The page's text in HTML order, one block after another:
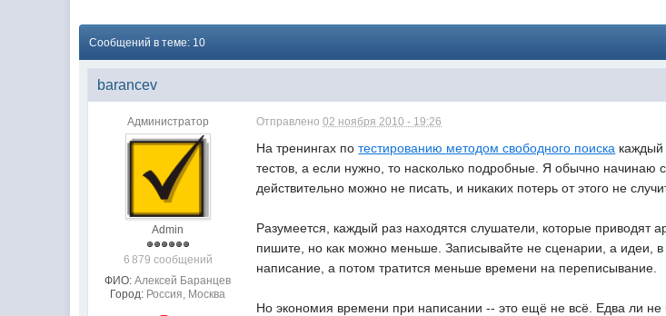
Сообщений в теме: 10
barancev
Администратор
Admin
6 879 сообщений
ФИО: Алексей Баранцев
Город: Россия, Москва
Отправлено02 ноября 2010 - 19:26
На тренингах потестированию методом свободного поиска каждый
тестов, а если нужно, то насколько подробные. Я обычно начинаю
действительно можно не писать, и никаких потерь от этого не
Разумеется, каждый раз находятся слушатели, которые приводят
пишите, но как можно меньше. Записывайте не сценарии, а идеи,
написание, а потом тратится меньше времени на переписывание.
Но экономия времени при написании -- это ещё не всё. Едва ли